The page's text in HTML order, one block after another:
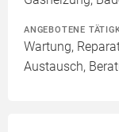
ANGEBOTENE
Wartung,
Austausch,